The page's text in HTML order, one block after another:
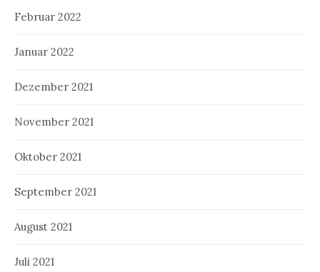
Februar 2022
Januar 2022
Dezember 2021
November 2021
Oktober 2021
September 2021
August 2021
Juli 2021